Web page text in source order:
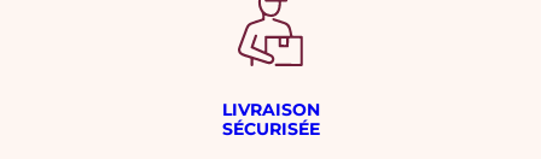
LIVRAISON
SÉCURISÉE